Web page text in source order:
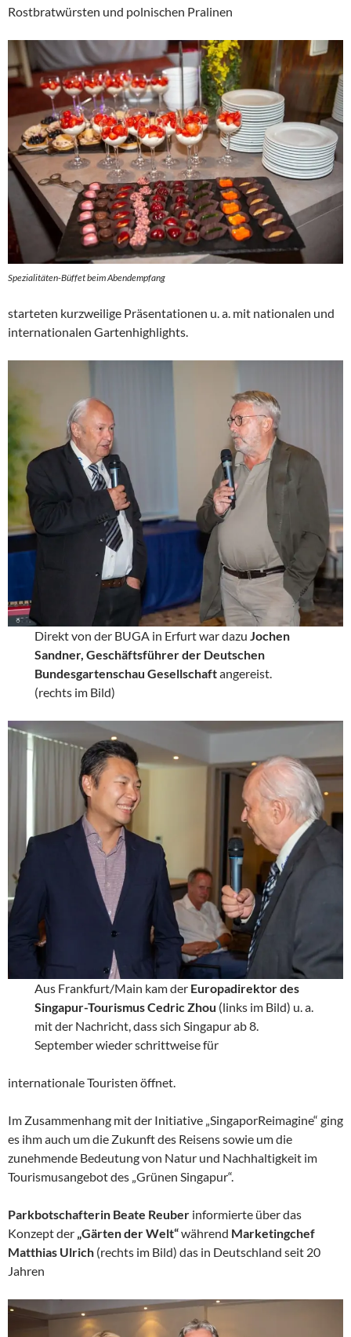
Rostbratwürsten und polnischen Pralinen
Spezialitäten-Büffet beim Abendempfang
starteten kurzweilige Präsentationen u. a. mit nationalen und
internationalen Gartenhighlights.
Direkt von der BUGA in Erfurt war dazuJochen
Sandner, Geschäftsführer der Deutschen
Bundesgartenschau Gesellschaftangereist.
(rechts im Bild)
Aus Frankfurt/Main kam der Europadirektor des
Singapur-Tourismus Cedric Zhou (links im Bild) u. a.
mit der Nachricht, dass sich Singapur ab 8.
September wieder schrittweise für
internationale Touristen öffnet.
Im Zusammenhang mit der Initiative „SingaporReimagine“ ging
es ihm auch um die Zukunft des Reisens sowie um die
zunehmende Bedeutung von Natur und Nachhaltigkeit im
Tourismusangebot des „Grünen Singapur“.
Parkbotschafterin Beate Reuber informierte über das
Konzept der „Gärten der Welt“während Marketingchef
Matthias Ulrich (rechts im Bild) das in Deutschland seit 20
Jahren